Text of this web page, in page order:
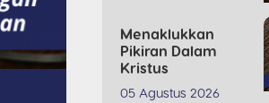
Menaklukkan
Pikiran Dalam
Kristus
05 Agustus 2026